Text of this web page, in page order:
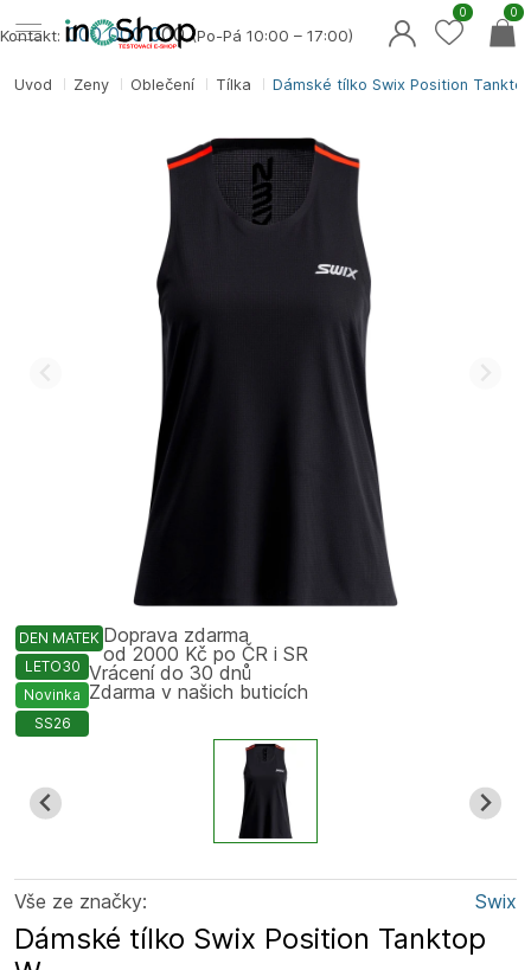
Úvod Ženy Oblečení Tílka Dámské tílko Swix Position
DEN MATEK
LETO30
Novinka
SS26
Vše ze značky: Swix
Dámské tílko Swix Position Tanktop
Doprava zdarma
od 2000 Kč po ČR i SR
Vrácení do 30 dnů
Zdarma v našich buticích
Kontakt: 000 000 000(Po-Pá 10:00 – 17:00)
0
0